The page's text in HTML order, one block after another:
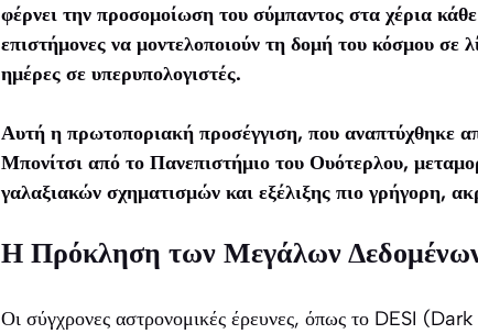
φέρνει την προσομοίωση του σύμπαντος στα χέρια
επιστήμονες να μοντελοποιούν τη δομή του κόσμου σε
ημέρες σε υπερυπολογιστές.
Αυτή η πρωτοποριακή προσέγγιση, που αναπτύχθηκε
Μπονίτσι από το Πανεπιστήμιο του Ουότερλου,
γαλαξιακών σχηματισμών και εξέλιξης πιο γρήγορη,
Η Πρόκληση των Μεγάλων
Οι σύγχρονες αστρονομικές έρευνες, όπως το DESI